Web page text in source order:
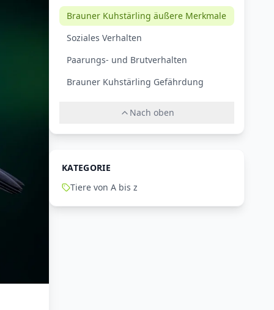
Brauner Kuhstärling äußere Merkmale
Soziales Verhalten
Paarungs- und Brutverhalten
Brauner Kuhstärling Gefährdung
Nach oben
KATEGORIE
Tiere von A bis z